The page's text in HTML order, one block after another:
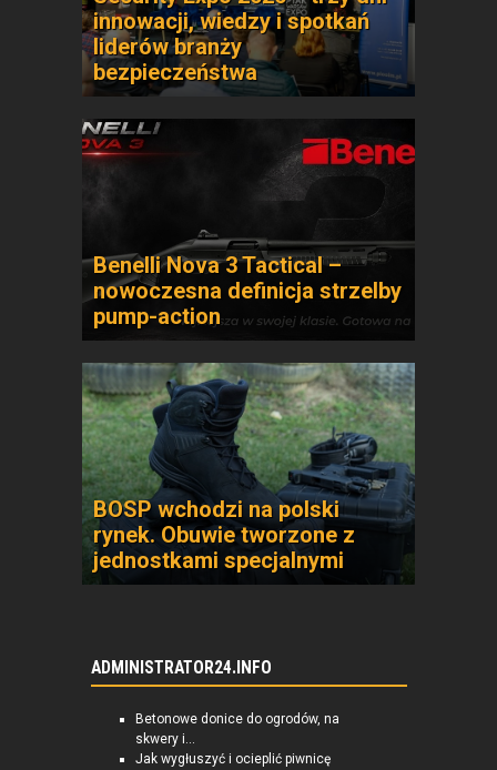
innowacji, wiedzy i spotkań
liderów branży
bezpieczeństwa
Benelli Nova 3 Tactical –
nowoczesna definicja strzelby
pump-action
BOSP wchodzi na polski
rynek. Obuwie tworzone z
jednostkami specjalnymi
ADMINISTRATOR24.INFO
Betonowe donice do ogrodów, na
skwery i...
Jak wygłuszyć i ocieplić piwnicę